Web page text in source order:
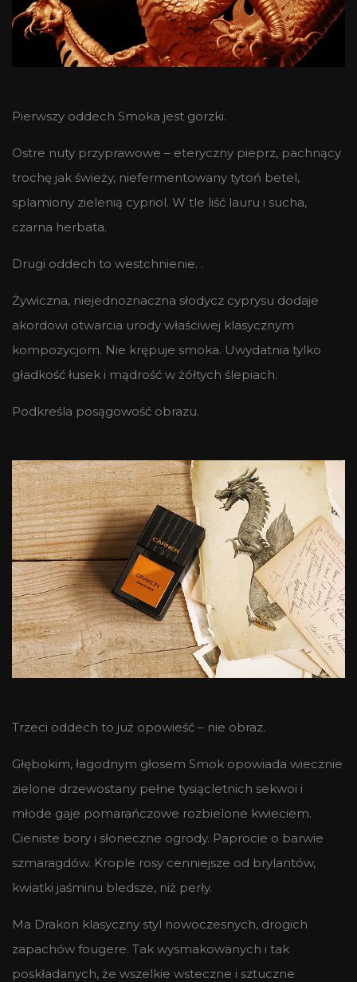
Pierwszy oddech Smoka jest gorzki.
Ostre nuty przyprawowe – eteryczny pieprz, pachnący
trochę jak świeży, niefermentowany tytoń betel,
splamiony zielenią cypriol. W tle liść lauru i sucha,
czarna herbata.
Drugi oddech to westchnienie. .
Żywiczna, niejednoznaczna słodycz cyprysu dodaje
akordowi otwarcia urody właściwej klasycznym
kompozycjom. Nie krępuje smoka. Uwydatnia tylko
gładkość łusek i mądrość w żółtych ślepiach.
Podkreśla posągowość obrazu.
Trzeci oddech to już opowieść – nie obraz.
Głębokim, łagodnym głosem Smok opowiada wiecznie
zielone drzewostany pełne tysiącletnich sekwoi i
młode gaje pomarańczowe rozbielone kwieciem.
Cieniste bory i słoneczne ogrody. Paprocie o barwie
szmaragdów. Krople rosy cenniejsze od brylantów,
kwiatki jaśminu bledsze, niż perły.
Ma Drakon klasyczny styl nowoczesnych, drogich
zapachów fougere. Tak wysmakowanych i tak
poskładanych, że wszelkie wsteczne i sztuczne